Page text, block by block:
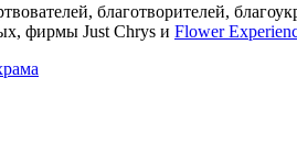
благотворителей,
фирмы Just Chrys и Flower